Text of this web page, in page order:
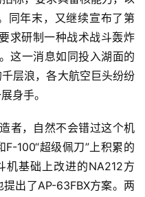
同年末，又继续宣布了第
求研制一种战术战斗轰炸
这一消息如同投入湖面的
层浪，各大航空巨头纷纷
身手。
者，自然不会错过这个机
100“超级佩刀”上积累的
机基础上改进的NA212方
出了AP-63FBX方案。两